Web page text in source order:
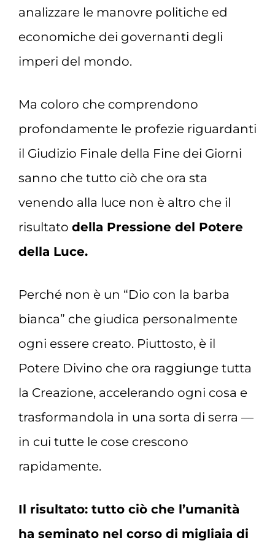
analizzare le manovre politiche ed
economiche dei governanti degli
imperi del mondo.
Ma coloro che comprendono
profondamente le profezie riguardanti
il Giudizio Finale della Fine dei Giorni
sanno che tutto ciò che ora sta
venendo alla luce non è altro che il
risultato della Pressione del Potere
della Luce.
Perché non è un “Dio con la barba
bianca” che giudica personalmente
ogni essere creato. Piuttosto, è il
Potere Divino che ora raggiunge tutta
la Creazione, accelerando ogni cosa e
trasformandola in una sorta di serra —
in cui tutte le cose crescono
rapidamente.
Il risultato: tutto ciò che l’umanità
ha seminato nel corso di migliaia di